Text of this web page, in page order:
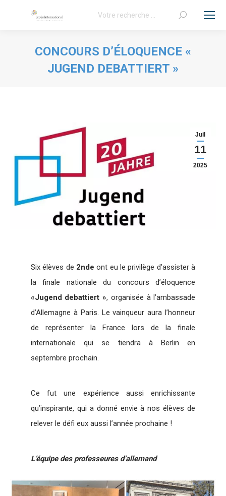
Recherche
CONCOURS D’ÉLOQUENCE «
JUGEND DEBATTIERT »
Juil
11
2025
Six élèves de 2nde ont eu le privilège d’assister à
la finale nationale du concours d’éloquence
«Jugend debattiert », organisée à l’ambassade
d’Allemagne à Paris. Le vainqueur aura l’honneur
de représenter la France lors de la finale
internationale qui se tiendra à Berlin en
septembre prochain.
Ce fut une expérience aussi enrichissante
qu’inspirante, qui a donné envie à nos élèves de
relever le défi eux aussi l’année prochaine !
L’équipe des professeures d’allemand